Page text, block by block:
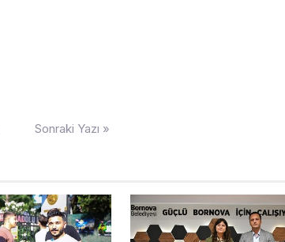
Sonraki Yazı »